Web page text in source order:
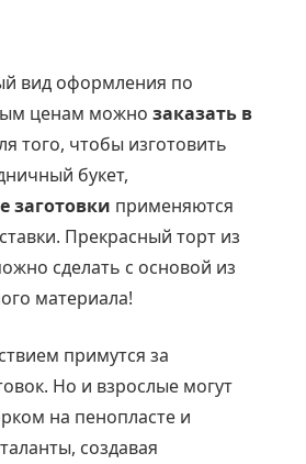
вид оформления по
ценам можно заказать в
того, чтобы изготовить
букет,
заготовки применяются
Прекрасный торт из
сделать с основой из
материала!
примутся за
Но и взрослые могут
на пенопласте и
создавая